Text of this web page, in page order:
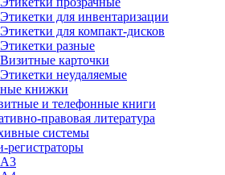
Этикетки для инвентаризации
Этикетки для компакт-дисков
Этикетки разные
Визитные карточки
Этикетки неудаляемые
книжки
и телефонные книги
правовая литература
системы
регистраторы
А3